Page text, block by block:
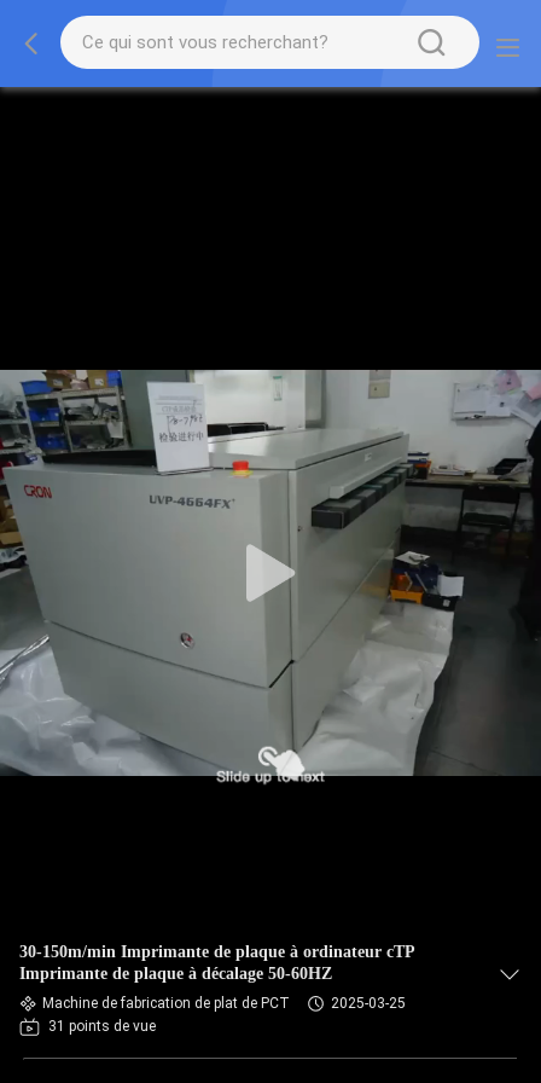
30-150m/min Imprimante de plaque à ordinateur cTP
Imprimante de plaque à décalage 50-60HZ
Machine de fabrication de plat de PCT
2025-03-25
31 points de vue